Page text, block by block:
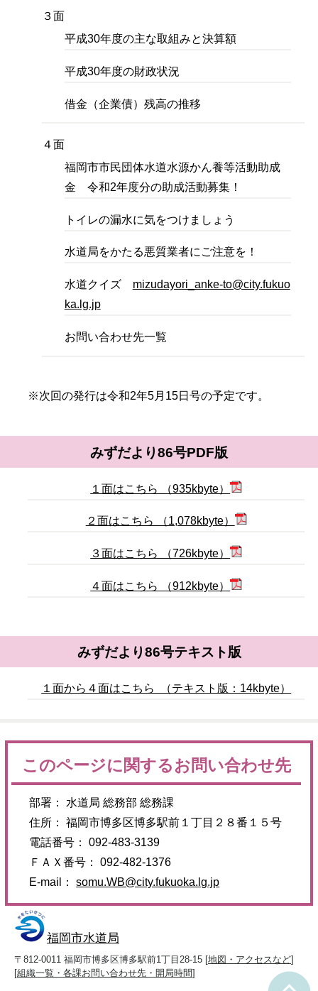
３面
平成30年度の主な取組みと決算額
平成30年度の財政状況
借金（企業債）残高の推移
４面
福岡市市民団体水道水源かん養等活動助成
金 令和2年度分の助成活動募集！
トイレの漏水に気をつけましょう
水道局をかたる悪質業者にご注意を！
水道クイズ mizudayori_anke-to@city.fukuo
ka.lg.jp
お問い合わせ先一覧
※次回の発行は令和2年5月15日号の予定です。
みずだより86号PDF版
１面はこちら （935kbyte）
２面はこちら （1,078kbyte）
３面はこちら （726kbyte）
４面はこちら （912kbyte）
みずだより86号テキスト版
１面から４面はこちら （テキスト版：14kbyte）
このページに関するお問い合わせ先
部署： 水道局 総務部 総務課
住所： 福岡市博多区博多駅前１丁目２８番１５号
電話番号： 092-483-3139
ＦＡＸ番号： 092-482-1376
E-mail：somu.WB@city.fukuoka.lg.jp
福岡市水道局
〒812-0011 福岡市博多区博多駅前1丁目28-15 [地図・アクセスなど]
[組織一覧・各課お問い合わせ先・開局時間]